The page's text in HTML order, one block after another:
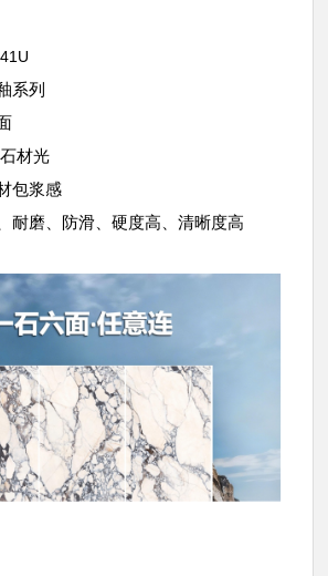
系列
石材光
包浆感
耐磨、防滑、硬度高、清晰度高